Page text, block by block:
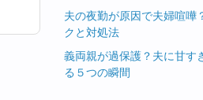
夫の夜勤が原因で夫婦喧嘩
クと対処法
義両親が過保護？夫に甘す
る５つの瞬間